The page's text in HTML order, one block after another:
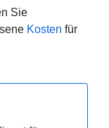
Sie
Kosten für